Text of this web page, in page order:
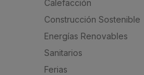
Calefacción
Construcción Sostenible
Energías Renovables
Sanitarios
Ferias